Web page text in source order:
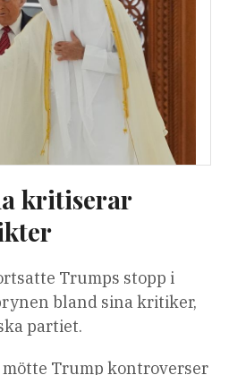
kritiserar
Trumps stopp i
bland sina kritiker,
partiet.
mötte Trump kontroverser